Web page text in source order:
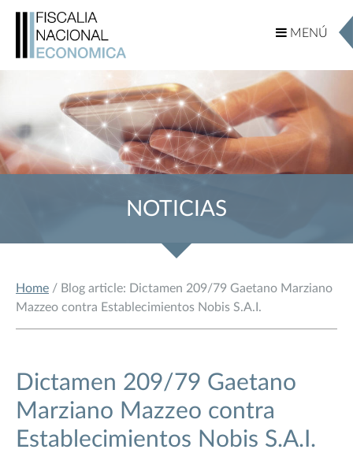
MENÚ
MENÚ
NOTICIAS
Home / Blog article: Dictamen 209/79 Gaetano Marziano
Mazzeo contra Establecimientos Nobis S.A.I.
Dictamen 209/79 Gaetano
Marziano Mazzeo contra
Establecimientos Nobis S.A.I.